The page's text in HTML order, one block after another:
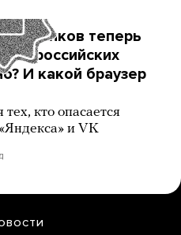
банков теперь
в российских
И какой браузер
кто опасается
и VK